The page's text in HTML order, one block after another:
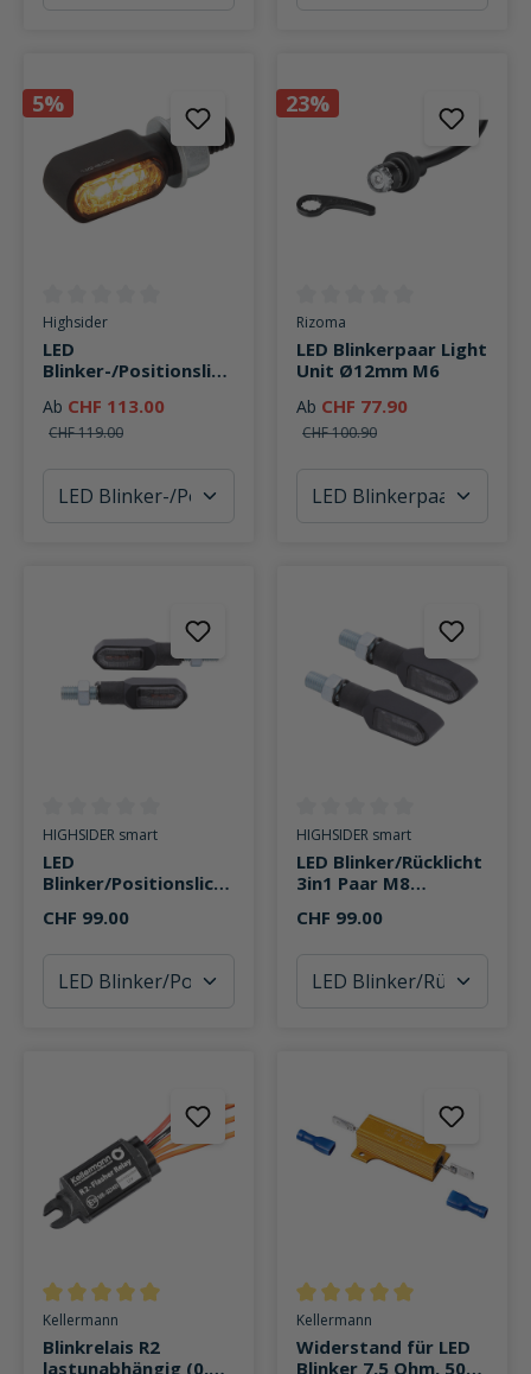
5%
Durchschnittliche Bewertung von 0 von 5 Sternen
Highsider
LED
Blinker-/Positionslich
M8
Ab CHF 113.00
CHF 119.00
23%
Durchschnittliche Bewertung
Rizoma
LED Blinkerpaar Light
Unit Ø12mm M6
Ab CHF 77.90
CHF 100.90
Durchschnittliche Bewertung von 0 von 5 Sternen
HIGHSIDER smart
LED
Blinker/Positionslicht
Namiko-TS
CHF 99.00
Durchschnittliche Bewertung
HIGHSIDER smart
LED Blinker/Rücklicht
3in1 Paar M8
CHF 99.00
Durchschnittliche Bewertung von 5 von 5 Sternen
Kellermann
Blinkrelais R2
lastunabhängig (0,5-
Durchschnittliche Bewertung
Kellermann
Widerstand für LED
Blinker 7,5 Ohm, 50